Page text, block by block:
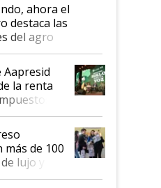
ahora el
destaca las
del agro
"Los veo
la renta
hace 50
más de 100
lujo y